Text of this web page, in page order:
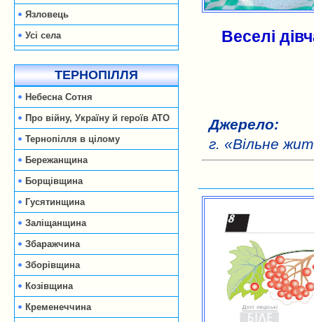
Язловець
Усі села
ТЕРНОПІЛЛЯ
Небесна Сотня
Про війну, Україну й героїв АТО
Тернопілля в цілому
Бережанщина
Борщівщина
Гусятинщина
Заліщанщина
Збаражчина
Зборівщина
Козівщина
Кременеччина
Веселі
Джерело:
г. «Вільне